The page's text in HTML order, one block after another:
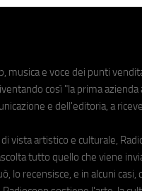
musica e voce dei punti
così "la prima
e dell'editoria, a
vista artistico e culturale,
tutto quello che viene
lo recensisce, e in alcuni casi,